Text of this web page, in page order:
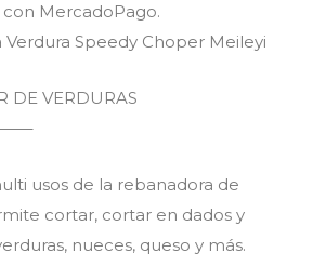
MercadoPago.
Verdura Speedy Choper Meileyi
DE VERDURAS
usos de la rebanadora de
cortar, cortar en dados y
nueces, queso y más.